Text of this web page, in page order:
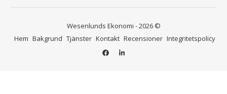
Wesenlunds Ekonomi - 2026 ©
Hem Bakgrund Tjänster Kontakt Recensioner Integritetspolicy